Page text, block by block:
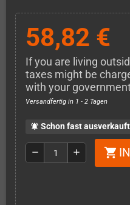
58,82 €
If you are living
taxes might be
with your
Versandfertig in 1 - 2 Tagen
notifications_active Schon fast ausverkauft
remove add shopping_cart